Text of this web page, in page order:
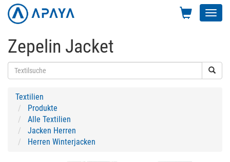
Zepelin Jacket
Textilien
Produkte
Alle Textilien
Jacken Herren
Herren Winterjacken